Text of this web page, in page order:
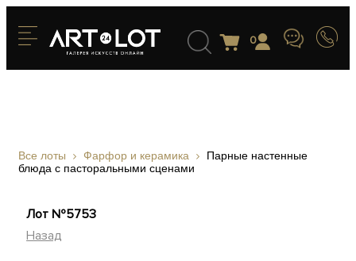
0
Все лоты Фарфор и керамика
Парные настенные
блюда с пасторальными сценами
Лот №5753
Назад